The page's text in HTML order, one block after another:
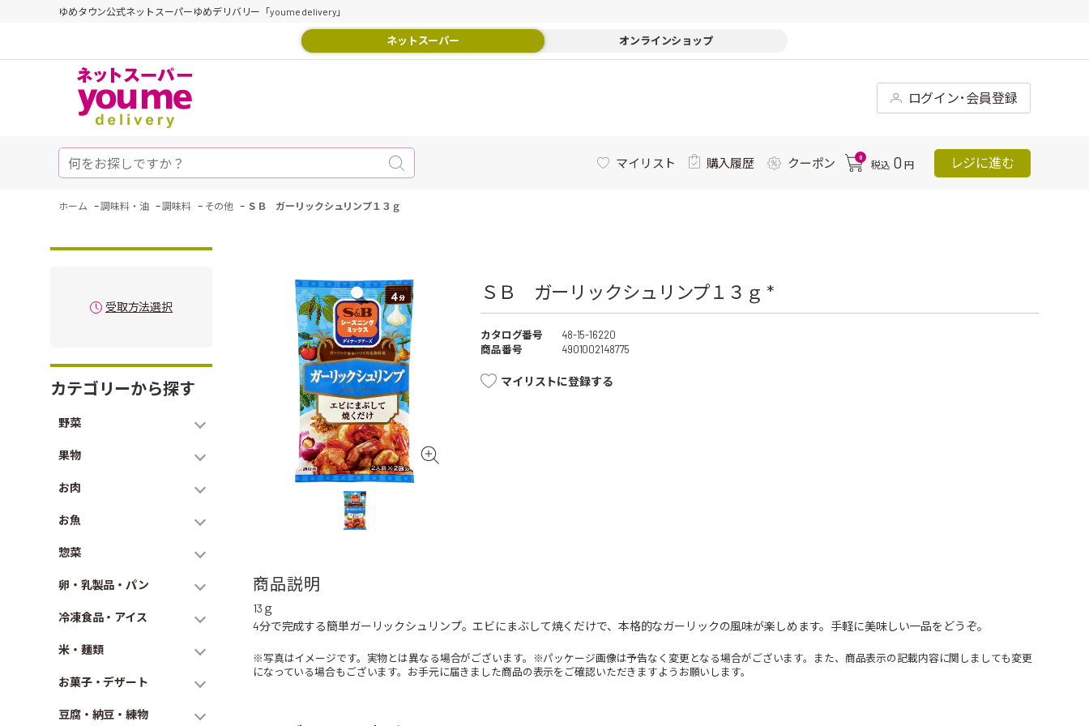
ゆめタウン公式ネットスーパーゆめデリバリー「youme delivery」
ネットスーパー オンラインショップ
ログイン･会員登録
マイリスト 購入履歴 クーポン 0
税込 0 円 レジに進む
ホーム -調味料・油 -調味料 - その他 - ＳＢ ガーリックシュリンプ１３ｇ
受取方法選択
カテゴリーから探す
野菜
果物
お肉
お魚
惣菜
卵・乳製品・パン
冷凍食品・アイス
米・麺類
お菓子・デザート
豆腐・納豆・練物
ＳＢ ガーリックシュリンプ１３ｇ *
カタログ番号
48-15-16220
商品番号
4901002148775
マイリストに登録する
商品説明
13ｇ
4分で完成する簡単ガーリックシュリンプ。エビにまぶして焼くだけで、本格的なガーリックの風味が楽しめます。手軽に美味しい一品をどうぞ。
※写真はイメージです。実物とは異なる場合がございます。※パッケージ画像は予告なく変更となる場合がございます。また、商品表示の記載内容に関しましても変更
になっている場合もございます。お手元に届きました商品の表示をご確認いただきますようお願いします。